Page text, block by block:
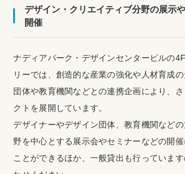
デザイン・クリエイティブ分野の展示
開催
ナディアパーク・デザインセンタービルの
リーでは、創造的な産業の強化や人材育成
団体や教育機関などとの連携企画により、
クトを展開しています。
デザイナーやデザイン団体、教育機関など
野を中心とする展示会やセミナーなどの開催
ことができるほか、一般貸出も行っていま